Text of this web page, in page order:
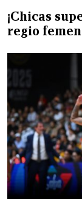
¡Chicas
regio